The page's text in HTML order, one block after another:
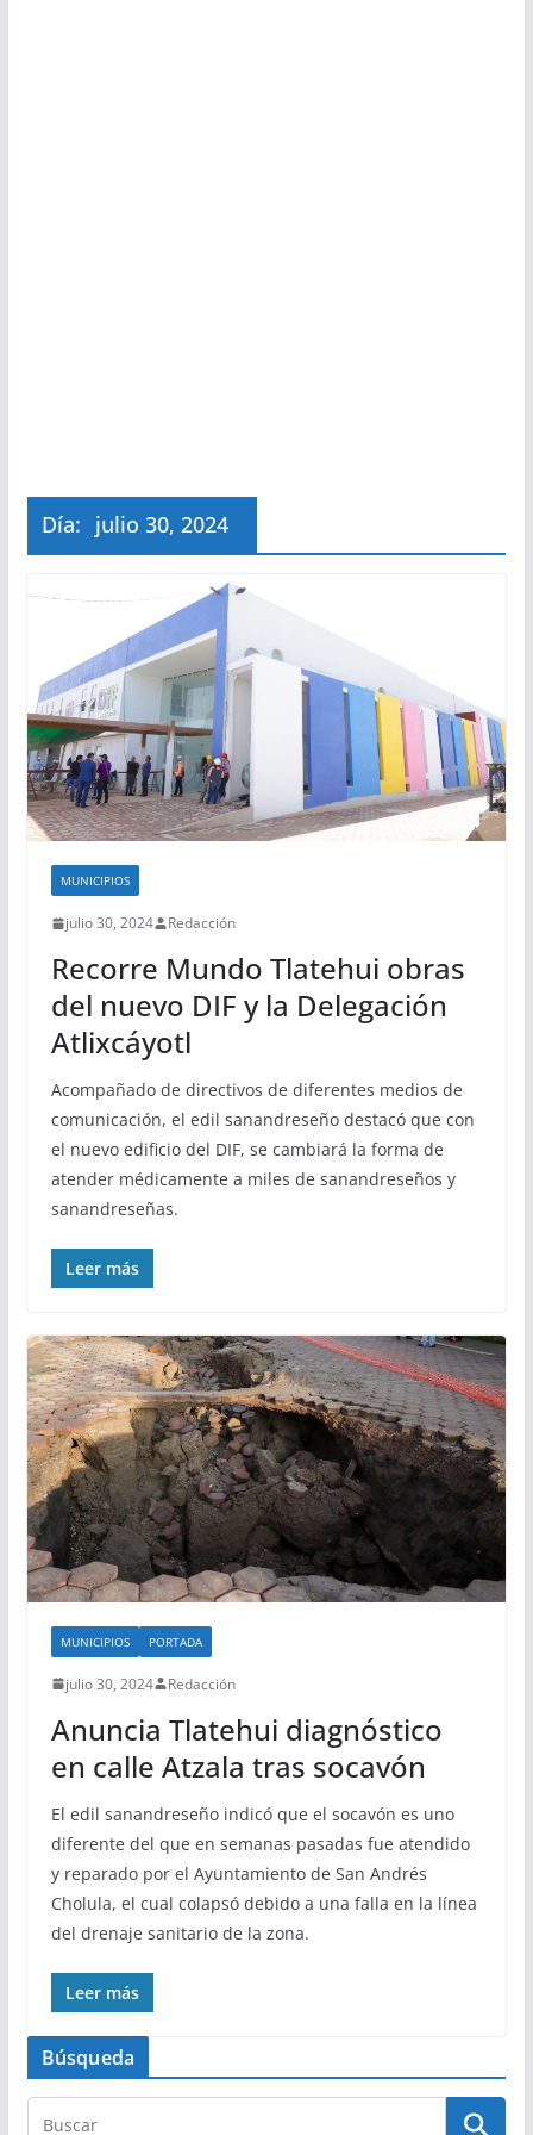
Día: julio 30, 2024
MUNICIPIOS
julio 30, 2024 Redacción
Recorre Mundo Tlatehui obras
del nuevo DIF y la Delegación
Atlixcáyotl
Acompañado de directivos de diferentes medios de
comunicación, el edil sanandreseño destacó que con
el nuevo edificio del DIF, se cambiará la forma de
atender médicamente a miles de sanandreseños y
sanandreseñas.
Leer más
MUNICIPIOS PORTADA
julio 30, 2024 Redacción
Anuncia Tlatehui diagnóstico
en calle Atzala tras socavón
El edil sanandreseño indicó que el socavón es uno
diferente del que en semanas pasadas fue atendido
y reparado por el Ayuntamiento de San Andrés
Cholula, el cual colapsó debido a una falla en la línea
del drenaje sanitario de la zona.
Leer más
Búsqueda